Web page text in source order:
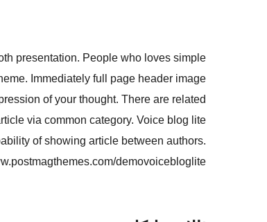
presentation. People who loves simple
Immediately full page header image
of your thought. There are related
via common category. Voice blog lite
of showing article between authors.
demovoicebloglite